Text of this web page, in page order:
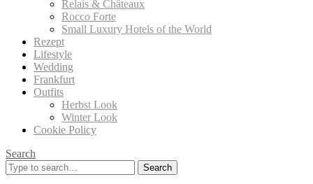
Relais & Châteaux
Rocco Forte
Small Luxury Hotels of the World
Rezept
Lifestyle
Wedding
Frankfurt
Outfits
Herbst Look
Winter Look
Cookie Policy
Search
Search
for: